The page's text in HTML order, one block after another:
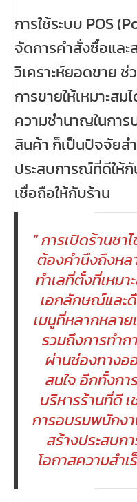
การใช้ระบบ POS
จัดการคำสั่งซื้อแล
วิเคราะห์ยอดขาย
การขายให้เหมาะส
ความชำนาญในการ
สินค้า ก็เป็นปัจจัย
ประสบการณ์ที่ดีให้
เชื่อถือให้กับร้าน
” การเปิดร้านชา
ต้องคำนึงถึงหล
ทำเลที่ตั้งที่เหม
เอกลักษณ์และ
เมนูที่หลากหลา
รวมถึงการทำ
ผ่านช่องทางอ
สนใจ อีกทั้งก
บริหารร้านที่ดี เ
การอบรมพนักง
สร้างประสบก
โอกาสความสำเ